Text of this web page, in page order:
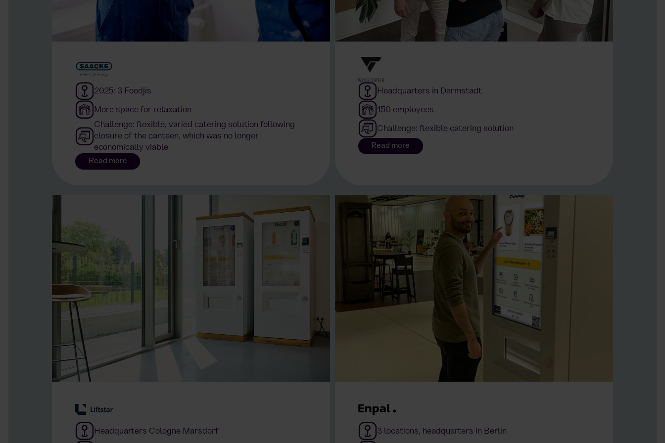
2025: 3 Foodjis
More space for relaxation
Challenge: flexible, varied catering solution following
closure of the canteen, which was no longer
economically viable
Read more
Headquarters in Darmstadt
150 employees
Challenge: flexible catering solution
Read more
Headquarters Cologne Marsdorf 3 locations, headquarters in Berlin